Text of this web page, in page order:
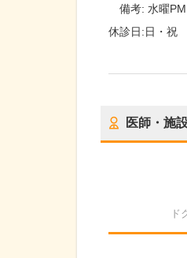
備考:水曜
休診日:日・祝
医師・施
ド